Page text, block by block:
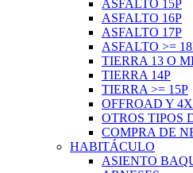
ASFALTO 15P
ASFALTO 16P
ASFALTO 17P
ASFALTO >=
TIERRA 13 O
TIERRA 14P
TIERRA >= 15P
OFFROAD Y
OTROS TIPOS
COMPRA DE
HABITÁCULO
ASIENTO